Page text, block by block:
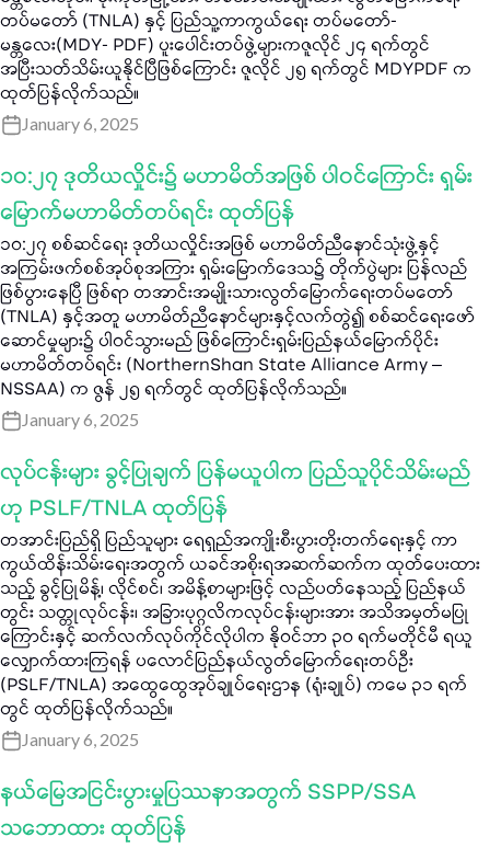
တပ်မတော် (TNLA) နှင့် ပြည်သူ့ကာကွယ်ရေး တပ်မတော်-
မန္တလေး(MDY- PDF) ပူးပေါင်းတပ်ဖွဲ့များကဇူလိုင် ၂၄ ရက်တွင်
အပြီးသတ်သိမ်းယူနိုင်ပြီဖြစ်ကြောင်း ဇူလိုင် ၂၅ ရက်တွင် MDYPDF က
ထုတ်ပြန်လိုက်သည်။
January 6, 2025
၁၀:၂၇ ဒုတိယလှိုင်း၌ မဟာမိတ်အဖြစ် ပါဝင်ကြောင်း ရှမ်း
မြောက်မဟာမိတ်တပ်ရင်း ထုတ်ပြန်
၁၀:၂၇ စစ်ဆင်ရေး ဒုတိယလှိုင်းအဖြစ် မဟာမိတ်ညီနောင်သုံးဖွဲ့နှင့်
အကြမ်းဖက်စစ်အုပ်စုအကြား ရှမ်းမြောက်ဒေသ၌ တိုက်ပွဲများ ပြန်လည်
ဖြစ်ပွားနေပြီ ဖြစ်ရာ တအာင်းအမျိုးသားလွတ်မြောက်ရေးတပ်မတော်
(TNLA) နှင့်အတူ မဟာမိတ်ညီနောင်များနှင့်လက်တွဲ၍ စစ်ဆင်ရေးဖော်
ဆောင်မှုများ၌ ပါဝင်သွားမည် ဖြစ်ကြောင်းရှမ်းပြည်နယ်မြောက်ပိုင်း
မဟာမိတ်တပ်ရင်း (NorthernShan State Alliance Army –
NSSAA) က ဇွန် ၂၅ ရက်တွင် ထုတ်ပြန်လိုက်သည်။
January 6, 2025
လုပ်ငန်းများ ခွင့်ပြုချက် ပြန်မယူပါက ပြည်သူပိုင်သိမ်းမည်
ဟု PSLF/TNLA ထုတ်ပြန်
တအာင်းပြည်ရှိ ပြည်သူများ ရေရှည်အကျိုးစီးပွားတိုးတက်ရေးနှင့် ကာ
ကွယ်ထိန်းသိမ်းရေးအတွက် ယခင်အစိုးရအဆက်ဆက်က ထုတ်ပေးထား
သည့် ခွင့်ပြုမိန့်၊ လိုင်စင်၊ အမိန့်စာများဖြင့် လည်ပတ်နေသည့် ပြည်နယ်
တွင်း သတ္တုလုပ်ငန်း၊ အခြားပုဂ္ဂလိကလုပ်ငန်းများအား အသိအမှတ်မပြု
ကြောင်းနှင့် ဆက်လက်လုပ်ကိုင်လိုပါက နိုဝင်ဘာ ၃၀ ရက်မတိုင်မီ ရယူ
လျှောက်ထားကြရန် ပလောင်ပြည်နယ်လွတ်မြောက်ရေးတပ်ဦး
(PSLF/TNLA) အထွေထွေအုပ်ချုပ်ရေးဌာန (ရုံးချုပ်) ကမေ ၃၁ ရက်
တွင် ထုတ်ပြန်လိုက်သည်။
January 6, 2025
နယ်မြေအငြင်းပွားမှုပြဿနာအတွက် SSPP/SSA
သဘောထား ထုတ်ပြန်